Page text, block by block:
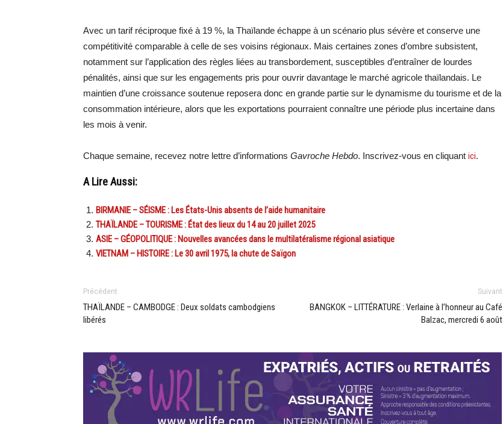
Avec un tarif réciproque fixé à 19 %, la Thaïlande échappe à un scénario plus sévère et conserve une
compétitivité comparable à celle de ses voisins régionaux. Mais certaines zones d’ombre subsistent,
notamment sur l’application des règles liées au transbordement, susceptibles d’entraîner de lourdes
pénalités, ainsi que sur les engagements pris pour ouvrir davantage le marché agricole thaïlandais. Le
maintien d’une croissance soutenue reposera donc en grande partie sur le dynamisme du tourisme et de la
consommation intérieure, alors que les exportations pourraient connaître une période plus incertaine dans
les mois à venir.
Chaque semaine, recevez notre lettre d’informations Gavroche Hebdo. Inscrivez-vous en cliquant ici.
A Lire Aussi:
BIRMANIE – SÉISME : Les États-Unis absents de l’aide humanitaire
THAÏLANDE – TOURISME : État des lieux du 14 au 20 juillet 2025
ASIE – GÉOPOLITIQUE : Nouvelles avancées dans le multilatéralisme régional asiatique
VIETNAM – HISTOIRE : Le 30 avril 1975, la chute de Saïgon
Précédent
THAÏLANDE – CAMBODGE : Deux soldats cambodgiens
libérés
Suivant
BANGKOK – LITTÉRATURE : Verlaine à l’honneur au Café
Balzac, mercredi 6 août